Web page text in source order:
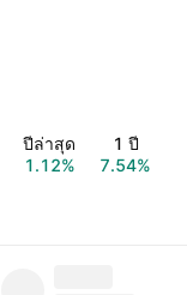
ปีล่าสุด
1.12%
1 ปี
7.54%